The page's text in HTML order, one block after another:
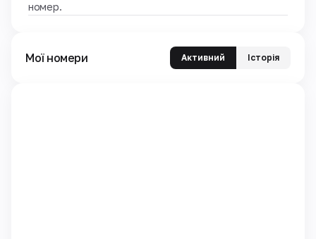
номер.
Мої номери Активний Історія